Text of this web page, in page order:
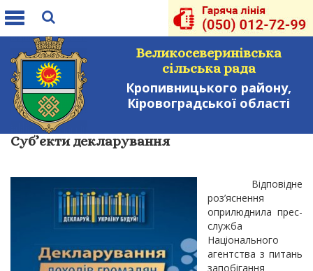
Toggle
Великосеверинівська
сільська рада
Кропивницького району,
Кіровоградської області
Суб’єкти декларування
Відповідне
роз’яснення
оприлюднила прес-
служба
Національного
агентства з питань
запобігання